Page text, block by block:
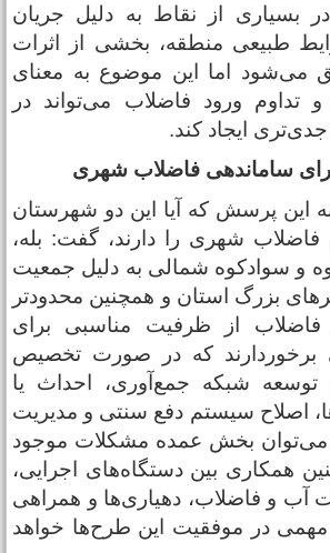
از نقاط به دلیل جریان
طبیعی منطقه، بخشی از اثرات
می‌شود اما این موضوع به معنای
ورود فاضلاب می‌تواند در
ایجاد کند.
ساماندهی فاضلاب شهری
پرسش که آیا این دو شهرستان
شهری را دارند، گفت: بله،
و سوادکوه شمالی به دلیل جمعیت
بزرگ استان و همچنین محدودتر
از ظرفیت مناسبی برای
که در صورت تخصیص
شبکه جمع‌آوری، احداث یا
اصلاح سیستم دفع سنتی و مدیریت
بخش عمده مشکلات موجود
همکاری بین دستگاه‌های اجرایی،
و فاضلاب، دهیاری‌ها و همراهی
در موفقیت این طرح‌ها خواهد